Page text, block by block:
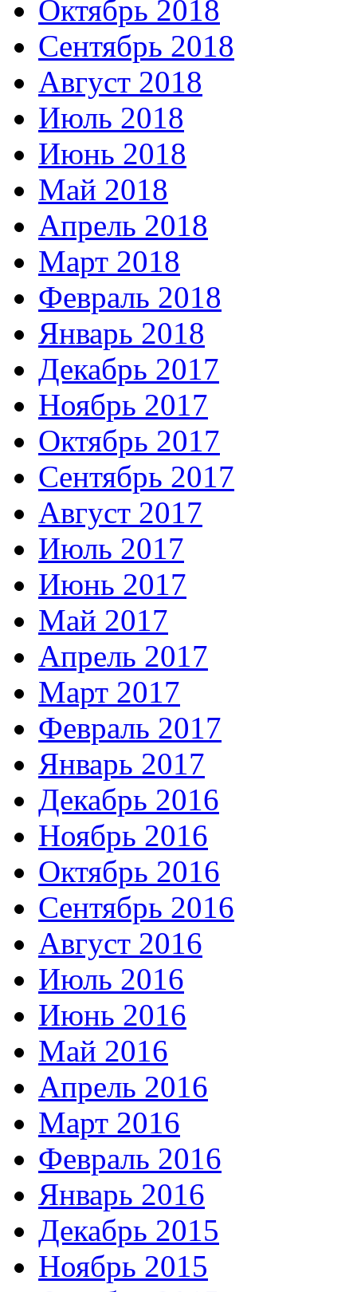
Октябрь 2018
Сентябрь 2018
Август 2018
Июль 2018
Июнь 2018
Май 2018
Апрель 2018
Март 2018
Февраль 2018
Январь 2018
Декабрь 2017
Ноябрь 2017
Октябрь 2017
Сентябрь 2017
Август 2017
Июль 2017
Июнь 2017
Май 2017
Апрель 2017
Март 2017
Февраль 2017
Январь 2017
Декабрь 2016
Ноябрь 2016
Октябрь 2016
Сентябрь 2016
Август 2016
Июль 2016
Июнь 2016
Май 2016
Апрель 2016
Март 2016
Февраль 2016
Январь 2016
Декабрь 2015
Ноябрь 2015